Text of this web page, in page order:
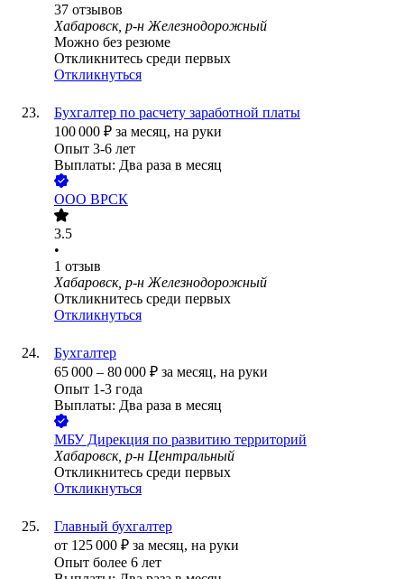
37 отзывов
Хабаровск, р-н Железнодорожный
Можно без резюме
Откликнитесь среди первых
Откликнуться
Бухгалтер по расчету заработной платы
100 000 ₽ за месяц, на руки
Опыт 3-6 лет
Выплаты: Два раза в месяц
ООО ВРСК
3.5
•
1 отзыв
Хабаровск, р-н Железнодорожный
Откликнитесь среди первых
Откликнуться
Бухгалтер
65 000 – 80 000 ₽ за месяц, на руки
Опыт 1-3 года
Выплаты: Два раза в месяц
МБУ Дирекция по развитию территорий
Хабаровск, р-н Центральный
Откликнитесь среди первых
Откликнуться
Главный бухгалтер
от 125 000 ₽ за месяц, на руки
Опыт более 6 лет